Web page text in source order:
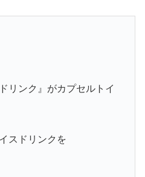
リンク』がカプセルトイ
スドリンクを